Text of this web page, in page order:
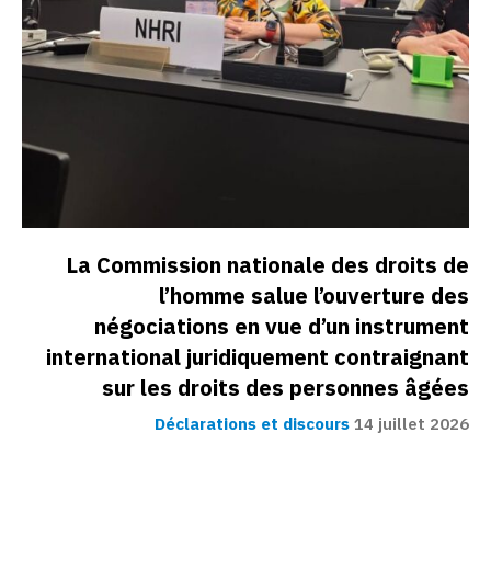
La Commission nationale des droits de
l’homme salue l’ouverture des
négociations en vue d’un instrument
international juridiquement contraignant
sur les droits des personnes âgées
Déclarations et discours14 juillet 2026